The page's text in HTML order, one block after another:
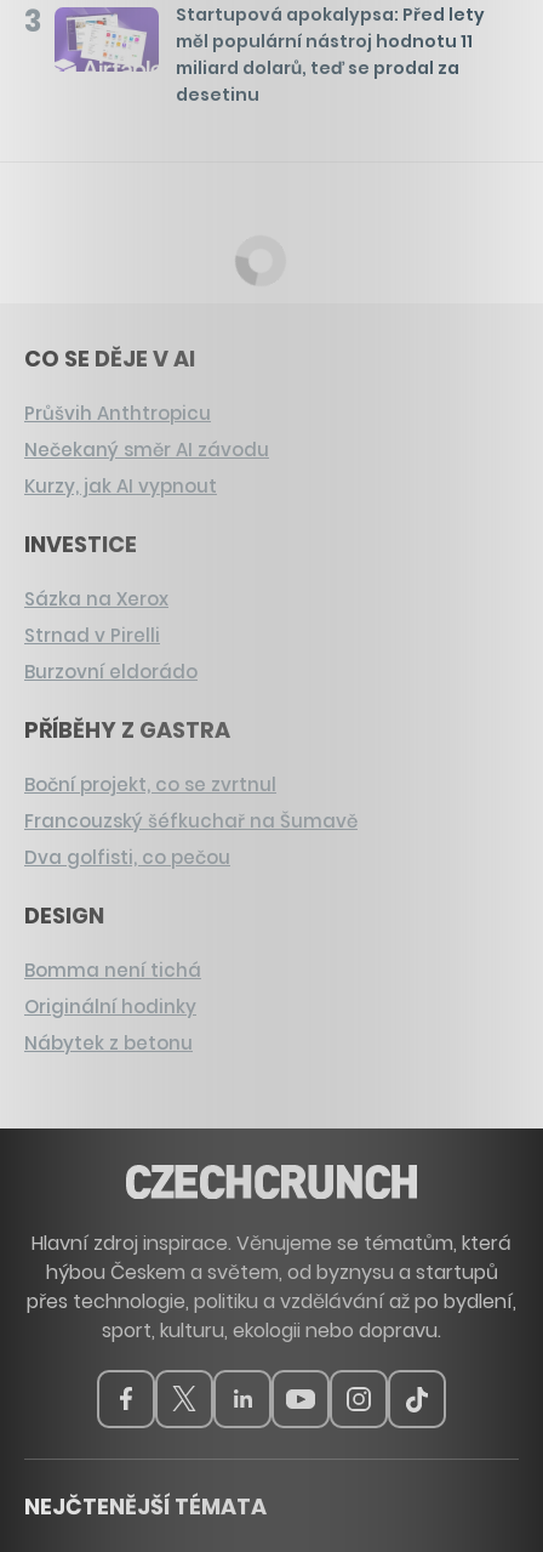
3
Startupová apokalypsa: Před lety
měl populární nástroj hodnotu 11
miliard dolarů, teď se prodal za
desetinu
CO SE DĚJE V AI
Průšvih Anthtropicu
Nečekaný směr AI závodu
Kurzy, jak AI vypnout
INVESTICE
Sázka na Xerox
Strnad v Pirelli
Burzovní eldorádo
PŘÍBĚHY Z GASTRA
Boční projekt, co se zvrtnul
Francouzský šéfkuchař na Šumavě
Dva golfisti, co pečou
DESIGN
Bomma není tichá
Originální hodinky
Nábytek z betonu
Hlavní zdroj inspirace. Věnujeme se tématům, která
hýbou Českem a světem, od byznysu a startupů
přes technologie, politiku a vzdělávání až po bydlení,
sport, kulturu, ekologii nebo dopravu.
NEJČTENĚJŠÍ TÉMATA